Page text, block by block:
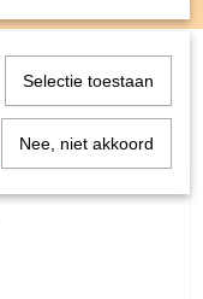
(0)
Ultimate Guard
"Mana Edition" -
Selectie toestaan
Nee, niet akkoord